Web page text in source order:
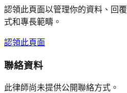
認領此頁面以管理你的資料、回
式和專長範疇。
認領此頁面
聯絡資料
此律師尚未提供公開聯絡方式。